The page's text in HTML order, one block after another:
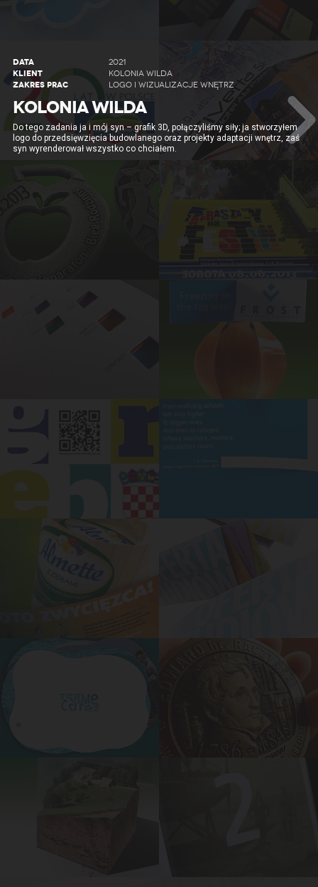
DATA 2021
KLIENT KOLONIA WILDA
ZAKRES PRAC LOGO I WIZUALIZACJE WNĘTRZ
KOLONIA WILDA
Do tego zadania ja i mój syn – grafik 3D, połączyliśmy siły; ja stworzyłem
logo do przedsięwzięcia budowlanego oraz projekty adaptacji wnętrz, zaś
syn wyrenderował wszystko co chciałem.